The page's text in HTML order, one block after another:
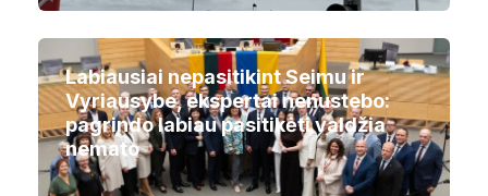
Labiausiai nepasitikint Seimu ir
Vyriausybe, ekspertai nenustebo:
pagrindo labiau pasitikėti valdžia
nemato